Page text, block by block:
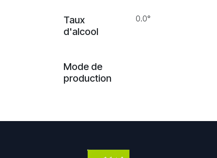
Taux
d'alcool
0.0°
Mode de
production